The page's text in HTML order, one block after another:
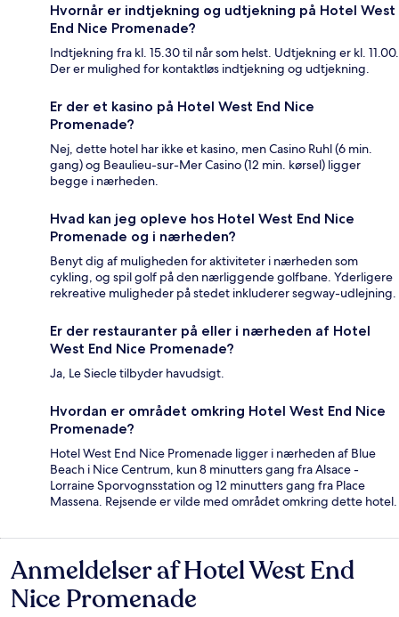
Hvornår er indtjekning og udtjekning på Hotel West
End Nice Promenade?
Indtjekning fra kl. 15.30 til når som helst. Udtjekning er kl. 11.00.
Der er mulighed for kontaktløs indtjekning og udtjekning.
Er der et kasino på Hotel West End Nice
Promenade?
Nej, dette hotel har ikke et kasino, men Casino Ruhl (6 min.
gang) og Beaulieu-sur-Mer Casino (12 min. kørsel) ligger
begge i nærheden.
Hvad kan jeg opleve hos Hotel West End Nice
Promenade og i nærheden?
Benyt dig af muligheden for aktiviteter i nærheden som
cykling, og spil golf på den nærliggende golfbane. Yderligere
rekreative muligheder på stedet inkluderer segway-udlejning.
Er der restauranter på eller i nærheden af Hotel
West End Nice Promenade?
Ja, Le Siecle tilbyder havudsigt.
Hvordan er området omkring Hotel West End Nice
Promenade?
Hotel West End Nice Promenade ligger i nærheden af Blue
Beach i Nice Centrum, kun 8 minutters gang fra Alsace -
Lorraine Sporvognsstation og 12 minutters gang fra Place
Massena. Rejsende er vilde med området omkring dette hotel.
Anmeldelser
Anmeldelser af Hotel West End
Nice Promenade